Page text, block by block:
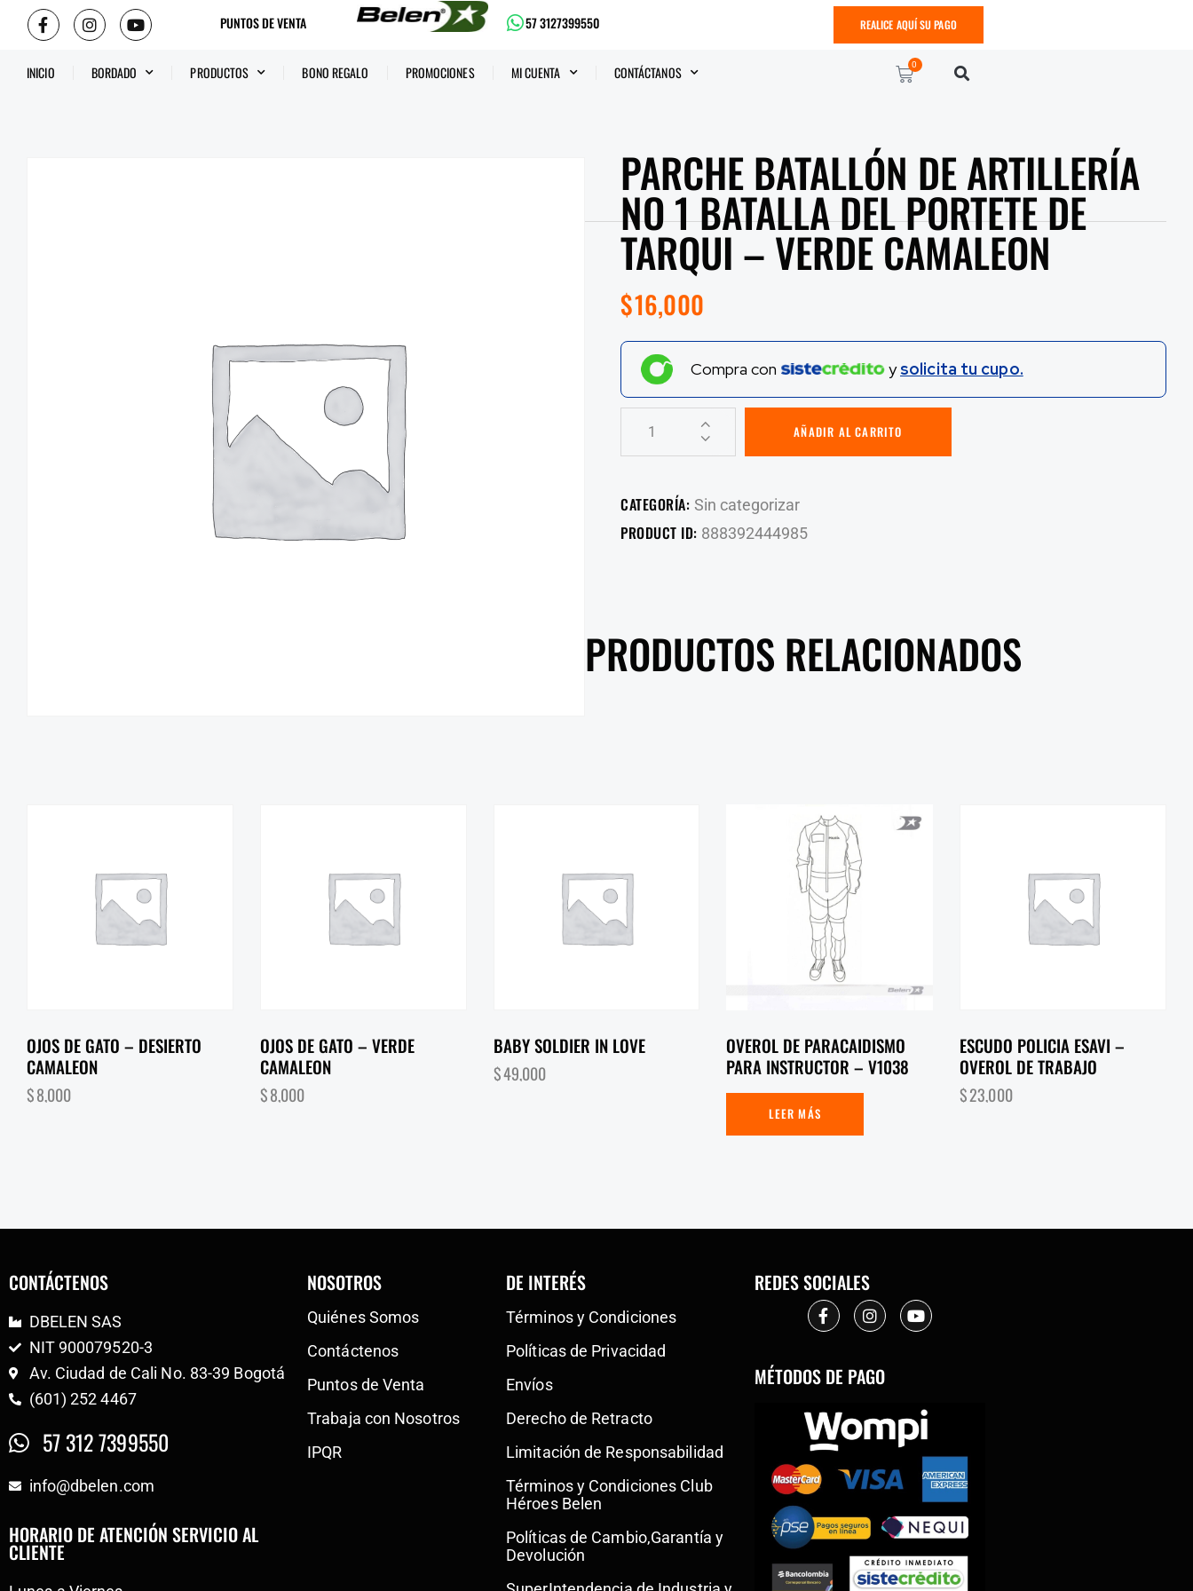
PUNTOS DE VENTA 57 3127399550 REALICE AQUÍ SU PAGO
INICIO BORDADO PRODUCTOS BONO REGALO PROMOCIONES MI CUENTA CONTÁCTANOS 0
PARCHE BATALLÓN DE ARTILLERÍA
NO 1 BATALLA DEL PORTETE DE
TARQUI – VERDE CAMALEON
$16,000
Compra con ysolicita tu cupo.
AÑADIR AL CARRITO
CATEGORÍA: Sin categorizar
PRODUCT ID: 888392444985
PRODUCTOS RELACIONADOS
OJOS DE GATO – DESIERTO
CAMALEON
$8,000
OJOS DE GATO – VERDE
CAMALEON
$8,000
BABY SOLDIER IN LOVE
$49,000
OVEROL DE PARACAIDISMO
PARA INSTRUCTOR – V1038
LEER MÁS
ESCUDO POLICIA ESAVI –
OVEROL DE TRABAJO
$23,000
CONTÁCTENOS
DBELEN SAS
NIT 900079520-3
Av. Ciudad de Cali No. 83-39 Bogotá
(601) 252 4467
57 312 7399550
info@dbelen.com
HORARIO DE ATENCIÓN SERVICIO AL
CLIENTE
NOSOTROS
Quiénes Somos
Contáctenos
Puntos de Venta
Trabaja con Nosotros
IPQR
DE INTERÉS
Términos y Condiciones
Políticas de Privacidad
Envíos
Derecho de Retracto
Limitación de Responsabilidad
Términos y Condiciones Club
Héroes Belen
Políticas de Cambio,Garantía y
Devolución
REDES SOCIALES
MÉTODOS DE PAGO